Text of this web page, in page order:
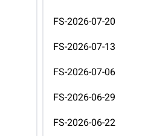
FS-2026-07-20
FS-2026-07-13
FS-2026-07-06
FS-2026-06-29
FS-2026-06-22